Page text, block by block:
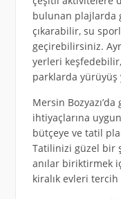
bulunan plajlarda
çıkarabilir, su
geçirebilirsiniz.
yerleri
parklarda
Mersin
ihtiyaçlarına
bütçeye ve tatil
Tatilinizi güzel bir
anılar biriktirmek
kiralık evleri